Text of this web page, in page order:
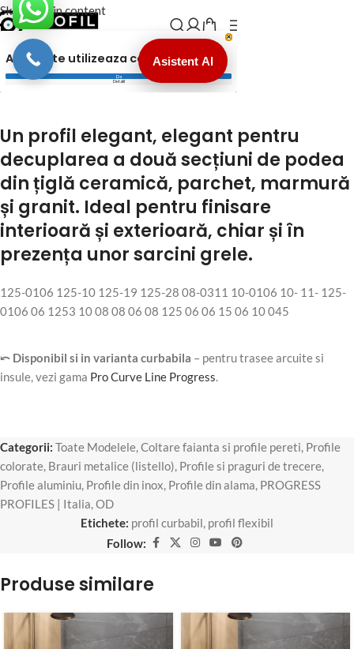
Un profil elegant, elegant pentru
decuplarea a două secțiuni de podea
din țiglă ceramică, parchet, marmură
și granit. Ideal pentru finisare
interioară și exterioară, chiar și în
prezența unor sarcini grele.
125-0106 125-10 125-19 125-28 08-0311 10-0106 10- 11- 125-
0106 06 1253 10 08 08 06 08 125 06 06 15 06 10 045
⤺ Disponibil si in varianta curbabila – pentru trasee arcuite si
insule, vezi gama Pro Curve Line Progress.
Categorii: Toate Modelele,Coltare faianta si profile pereti, Profile
colorate, Brauri metalice (listello), Profile si praguri de trecere,
Profile aluminiu, Profile din inox, Profile din alama, PROGRESS
PROFILES | Italia,OD
Etichete: profil curbabil, profil flexibil
Follow:
Produse similare